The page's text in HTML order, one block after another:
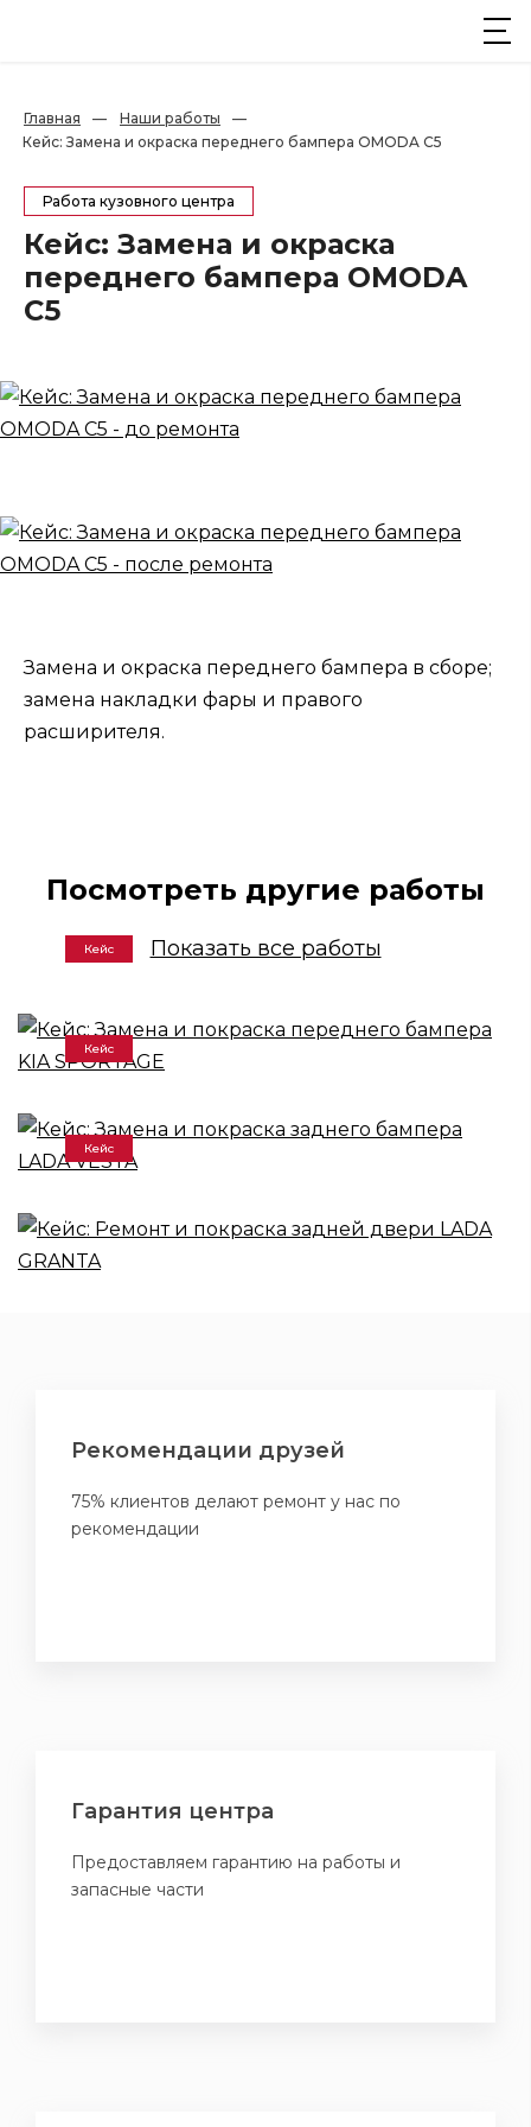
Главная — Наши работы
—
Кейс: Замена и окраска переднего бампера OMODA C5
Работа кузовного центра
Кейс: Замена и окраска
переднего бампера OMODA
C5
Замена и окраска переднего бампера в сборе;
замена накладки фары и правого
расширителя.
Посмотреть другие работы
Показать все работы
Кейс
бампера KIA SPORTAGE
Кейс
бампера LADA VESTA
Кейс
двери LADA GRANTA
Рекомендации друзей
75% клиентов делают ремонт у нас по
рекомендации
Гарантия центра
Предоставляем гарантию на работы и
запасные части